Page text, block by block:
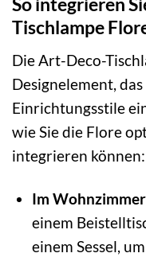
Tischlampe
Die Art-Deco-
Designelement,
Einrichtungsstile
wie Sie die Flore
integrieren können:
Im
einem
einem Sessel,